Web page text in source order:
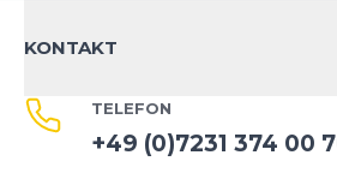
KONTAKT
TELEFON
+49 (0)7231 374 00